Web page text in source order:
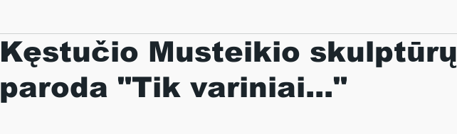
Kęstučio Musteikio skulptūrų
paroda "Tik variniai..."